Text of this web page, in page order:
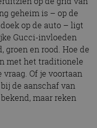
geheim is – op de
op de auto – ligt
Gucci-invloeden
groen en rood. Hoe de
met het traditionele
Of je voortaan
de aanschaf van
maar reken